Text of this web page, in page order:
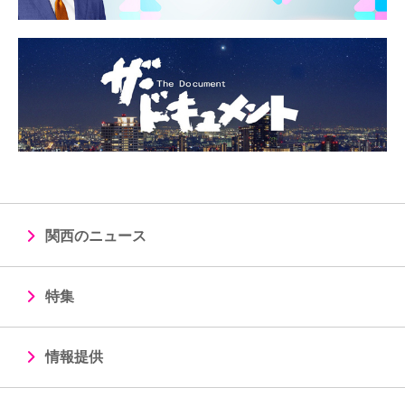
関西のニュース
特集
情報提供